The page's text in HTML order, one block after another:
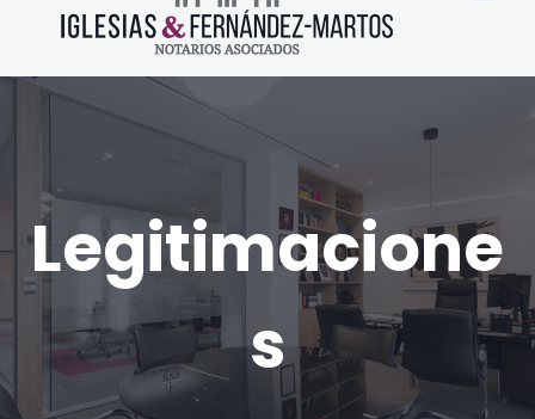
Legitimacione
s